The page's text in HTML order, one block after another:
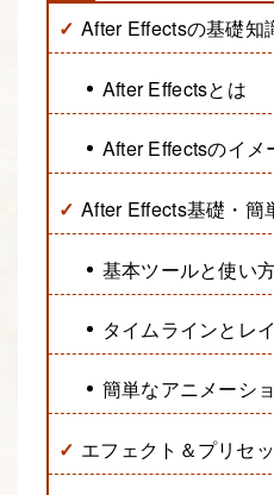
After Effectsの基礎知
After Effectsとは
After Effectsのイメ
After Effects基礎・簡
基本ツールと使い
タイムラインとレ
簡単なアニメーシ
エフェクト＆プリセ